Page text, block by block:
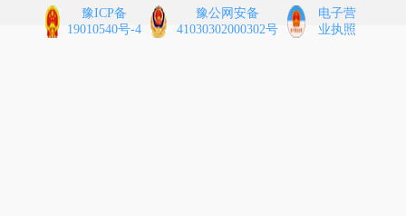
豫ICP备
19010540号-4
豫公网安备
41030302000302号
电子营
业执照